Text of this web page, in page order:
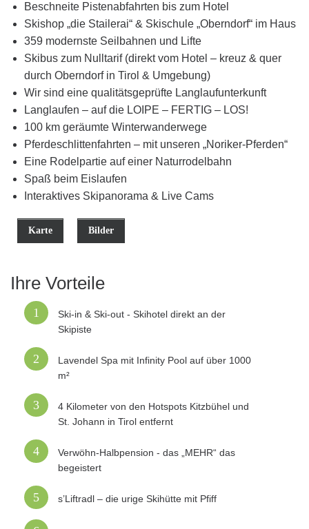
Beschneite Pistenabfahrten bis zum Hotel
Skishop „die Stailerai“ & Skischule „Oberndorf“ im Haus
359 modernste Seilbahnen und Lifte
Skibus zum Nulltarif (direkt vom Hotel – kreuz & quer
durch Oberndorf in Tirol & Umgebung)
Wir sind eine qualitätsgeprüfte Langlaufunterkunft
Langlaufen – auf die LOIPE – FERTIG – LOS!
100 km geräumte Winterwanderwege
Pferdeschlittenfahrten – mit unseren „Noriker-Pferden“
Eine Rodelpartie auf einer Naturrodelbahn
Spaß beim Eislaufen
Interaktives Skipanorama & Live Cams
Karte Bilder
Ihre Vorteile
1
Ski-in & Ski-out - Skihotel direkt an der
Skipiste
2
Lavendel Spa mit Infinity Pool auf über 1000
m²
3
4 Kilometer von den Hotspots Kitzbühel und
St. Johann in Tirol entfernt
4
Verwöhn-Halbpension - das „MEHR“ das
begeistert
5 s’Liftradl – die urige Skihütte mit Pfiff